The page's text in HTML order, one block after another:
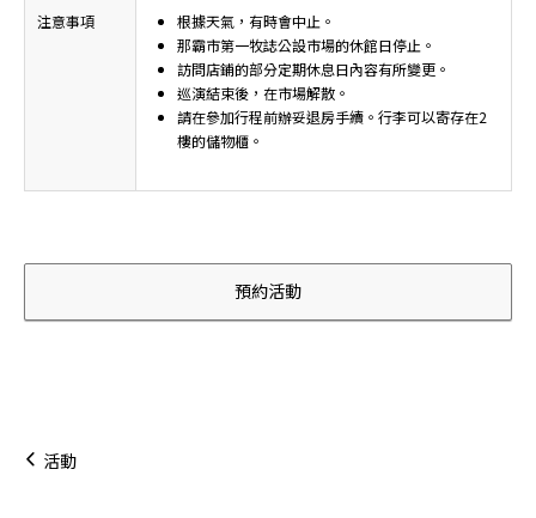
注意事項
根據天氣，有時會中止。
那霸市第一牧誌公設市場的休館日停止。
訪問店鋪的部分定期休息日內容有所變更。
巡演結束後，在市場解散。
請在參加行程前辦妥退房手續。行李可以寄存在2
樓的儲物櫃。
預約活動
活動